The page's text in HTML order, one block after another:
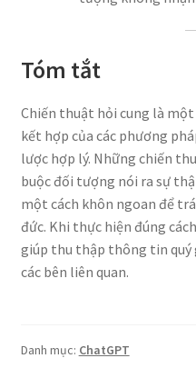
Tóm tắt
Chiến thuật hỏi cung là
kết hợp của các phương
lược hợp lý. Những chiến
buộc đối tượng nói ra sự
một cách khôn ngoan để
đức. Khi thực hiện đúng
giúp thu thập thông tin quý
các bên liên quan.
Danh mục: ChatGPT